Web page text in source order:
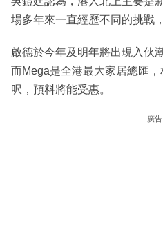
場多年來一直經歷不同的挑戰
啟德於今年及明年將出現入伙
而Mega是全港最大家居總匯
呎，預料將能受惠。
廣告